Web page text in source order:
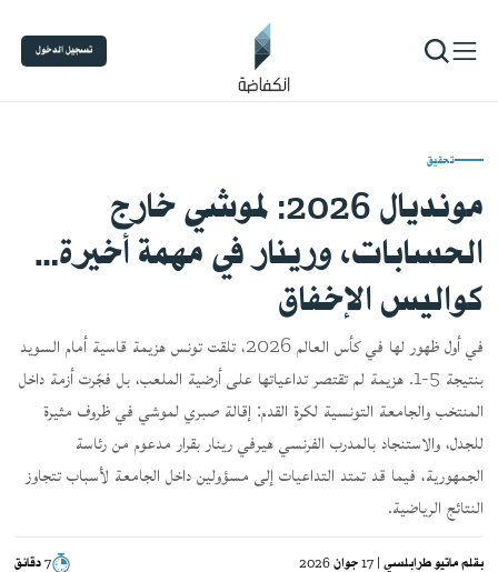
تسجيل الدخول
تحقيق
مونديال 2026: لموشي خارج
الحسابات، ورينار في مهمة أخيرة…
كواليس الإخفاق
في أول ظهور لها في كأس العالم 2026، تلقت تونس هزيمة قاسية أمام السويد
بنتيجة 5-1. هزيمة لم تقتصر تداعياتها على أرضية الملعب، بل فجّرت أزمة داخل
المنتخب والجامعة التونسية لكرة القدم: إقالة صبري لموشي في ظروف مثيرة
للجدل، والاستنجاد بالمدرب الفرنسي هيرفي رينار بقرار مدعوم من رئاسة
الجمهورية، فيما قد تمتد التداعيات إلى مسؤولين داخل الجامعة لأسباب تتجاوز
النتائج الرياضية.
بقلم ماتيو طرابلسي | 17 جوان 2026 7 دقائق